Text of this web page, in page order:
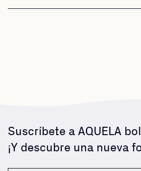
Suscríbete a AQUELA
¡Y descubre una nueva